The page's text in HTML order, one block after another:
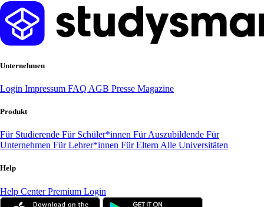
Unternehmen
Login Impressum FAQ AGB Presse Magazine
Produkt
Für Studierende Für Schüler*innen Für Auszubildende Für
Unternehmen Für Lehrer*innen Für Eltern Alle Universitäten
Help
Help CenterPremium Login